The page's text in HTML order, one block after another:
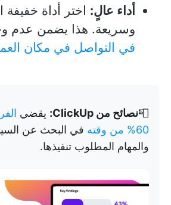
أداء عالٍ: اختر أداة خفيفة
وسريعة. هذا يضمن عدم
في التواصل في مكان
📮نصائح من ClickUp: يقضي
60% من وقته
في البحث عن
والمهام المطلوب تنفيذها.